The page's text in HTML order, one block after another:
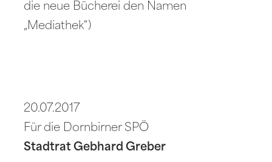
die neue Bücherei den Namen
„Mediathek“)
20.07.2017
Für die Dornbirner SPÖ
Stadtrat Gebhard Greber